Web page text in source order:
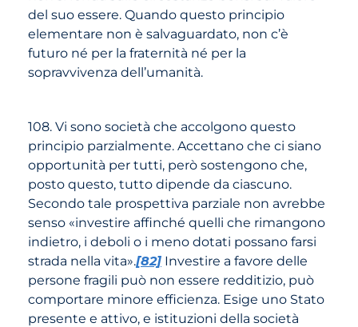
del suo essere. Quando questo principio
elementare non è salvaguardato, non c’è
futuro né per la fraternità né per la
sopravvivenza dell’umanità.
108. Vi sono società che accolgono questo
principio parzialmente. Accettano che ci siano
opportunità per tutti, però sostengono che,
posto questo, tutto dipende da ciascuno.
Secondo tale prospettiva parziale non avrebbe
senso «investire affinché quelli che rimangono
indietro, i deboli o i meno dotati possano farsi
strada nella vita».[82] Investire a favore delle
persone fragili può non essere redditizio, può
comportare minore efficienza. Esige uno Stato
presente e attivo, e istituzioni della società